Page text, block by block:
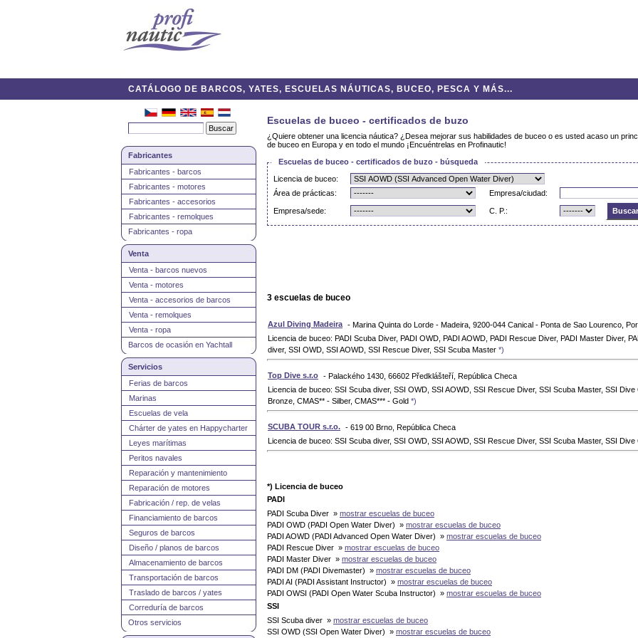
CATÁLOGO DE BARCOS, YATES, ESCUELAS NÁUTICAS, BUCEO, PESCA Y MÁS...
Fabricantes
Fabricantes - barcos
Fabricantes - motores
Fabricantes - accesorios
Fabricantes - remolques
Fabricantes - ropa
Venta
Venta - barcos nuevos
Venta - motores
Venta - accesorios de barcos
Venta - remolques
Venta - ropa
Barcos de ocasión en Yachtall
Servicios
Ferias de barcos
Marinas
Escuelas de vela
Chárter de yates en Happycharter
Leyes marítimas
Peritos navales
Reparación y mantenimiento
Reparación de motores
Fabricación / rep. de velas
Financiamiento de barcos
Seguros de barcos
Diseño / planos de barcos
Almacenamiento de barcos
Transportación de barcos
Traslado de barcos / yates
Correduría de barcos
Otros servicios
Escuelas de buceo - certificados de buzo
¿Quiere obtener una licencia náutica? ¿Desea mejorar sus habilidades de buceo o es usted acaso un
de buceo en Europa y en todo el mundo ¡Encuéntrelas en Profinautic!
Escuelas de buceo - certificados de buzo - búsqueda
Licencia de buceo:
Área de prácticas:
Empresa/ciudad:
Empresa/sede: C. P.:
3 escuelas de buceo
Azul Diving Madeira - Marina Quinta do Lorde - Madeira, 9200-044 Canical - Ponta de Sao Lourenco,
Licencia de buceo: PADI Scuba Diver, PADI OWD, PADI AOWD, PADI Rescue Diver, PADI Master Diver,
diver, SSI OWD, SSI AOWD, SSI Rescue Diver, SSI Scuba Master *)
Top Dive s.r.o - Palackého 1430, 66602 Předklášteří, República Checa
Licencia de buceo: SSI Scuba diver, SSI OWD, SSI AOWD, SSI Rescue Diver, SSI Scuba Master, SSI Dive
Bronze, CMAS** - Silber, CMAS*** - Gold *)
SCUBA TOUR s.r.o. - 619 00 Brno, República Checa
Licencia de buceo: SSI Scuba diver, SSI OWD, SSI AOWD, SSI Rescue Diver, SSI Scuba Master, SSI Dive
*) Licencia de buceo
PADI
PADI Scuba Diver » mostrar escuelas de buceo
PADI OWD (PADI Open Water Diver) » mostrar escuelas de buceo
PADI AOWD (PADI Advanced Open Water Diver) » mostrar escuelas de buceo
PADI Rescue Diver » mostrar escuelas de buceo
PADI Master Diver » mostrar escuelas de buceo
PADI DM (PADI Divemaster) » mostrar escuelas de buceo
PADI AI (PADI Assistant Instructor) » mostrar escuelas de buceo
PADI OWSI (PADI Open Water Scuba Instructor) » mostrar escuelas de buceo
SSI
SSI Scuba diver » mostrar escuelas de buceo
SSI OWD (SSI Open Water Diver) » mostrar escuelas de buceo